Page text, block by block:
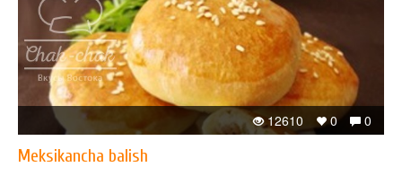
0
0
12610
Meksikancha balish